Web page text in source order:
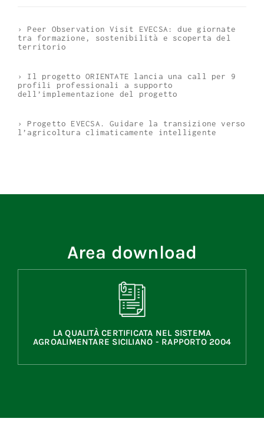
› Peer Observation Visit EVECSA: due giornate
tra formazione, sostenibilità e scoperta del
territorio
› Il progetto ORIENTATE lancia una call per 9
profili professionali a supporto
dell’implementazione del progetto
› Progetto EVECSA. Guidare la transizione verso
l’agricoltura climaticamente intelligente
Area download
LA QUALITÀ CERTIFICATA NEL SISTEMA
AGROALIMENTARE SICILIANO - RAPPORTO 2004